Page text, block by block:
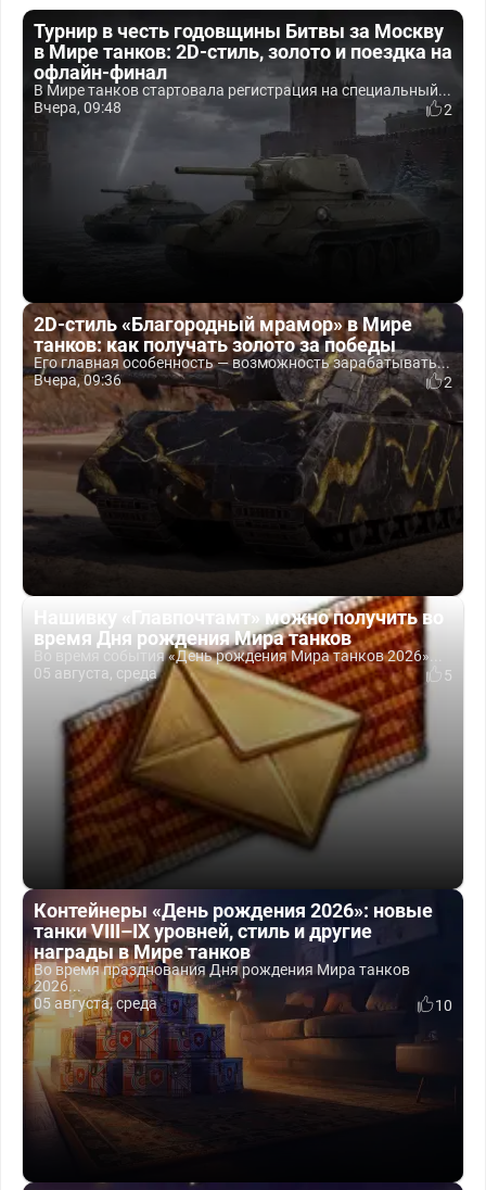
Турнир в честь годовщины Битвы за Москву
в Мире танков: 2D-стиль, золото и поездка на
офлайн-финал
В Мире танков стартовала регистрация на специальный...
Вчера, 09:48
2
2D-стиль «Благородный мрамор» в Мире
танков: как получать золото за победы
Его главная особенность — возможность зарабатывать...
Вчера, 09:36
2
Нашивку «Главпочтамт» можно получить во
время Дня рождения Мира танков
Во время события «День рождения Мира танков 2026»...
05 августа, среда
5
Контейнеры «День рождения 2026»: новые
танки VIII–IX уровней, стиль и другие
награды в Мире танков
Во время празднования Дня рождения Мира танков
2026...
05 августа, среда
10